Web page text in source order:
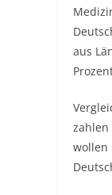
aus
wollen